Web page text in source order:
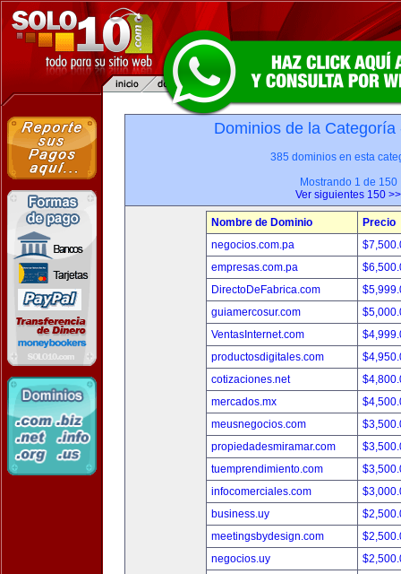
Dominios de la
385 dominios en esta
Mostrando 1 de 150
Ver siguientes 150 >>
Nombre de Dominio
Precio
negocios.com.pa
empresas.com.pa
DirectoDeFabrica.com
guiamercosur.com
VentasInternet.com
productosdigitales.com
cotizaciones.net
mercados.mx
meusnegocios.com
propiedadesmiramar.com
tuemprendimiento.com
infocomerciales.com
business.uy
meetingsbydesign.com
negocios.uy